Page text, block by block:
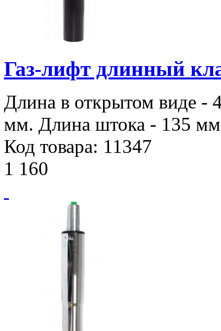
Газ-лифт длинный
Длина в открытом виде -
мм. Длина штока - 135
Код товара: 11347
1 160